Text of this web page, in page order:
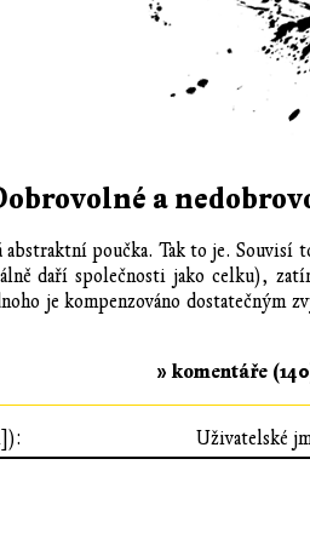
a
abstraktní poučka. Tak to je.
daří společnosti jako celku),
je kompenzováno
» komentáře
Uživatelské